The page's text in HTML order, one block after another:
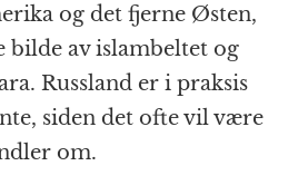
og det fjerne Østen,
bilde av islambeltet og
Russland er i praksis
siden det ofte vil være
om.